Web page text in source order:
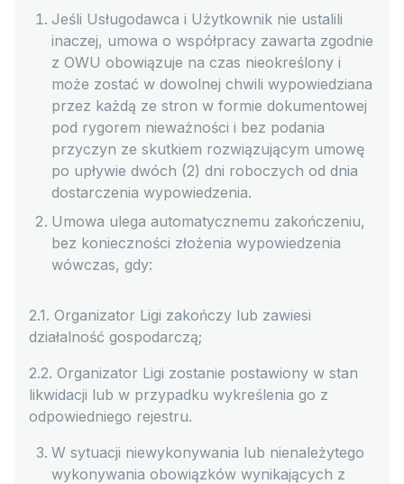
Jeśli Usługodawca i Użytkownik nie ustalili
inaczej, umowa o współpracy zawarta zgodnie
z OWU obowiązuje na czas nieokreślony i
może zostać w dowolnej chwili wypowiedziana
przez każdą ze stron w formie dokumentowej
pod rygorem nieważności i bez podania
przyczyn ze skutkiem rozwiązującym umowę
po upływie dwóch (2) dni roboczych od dnia
dostarczenia wypowiedzenia.
Umowa ulega automatycznemu zakończeniu,
bez konieczności złożenia wypowiedzenia
wówczas, gdy:
2.1. Organizator Ligi zakończy lub zawiesi
działalność gospodarczą;
2.2. Organizator Ligi zostanie postawiony w stan
likwidacji lub w przypadku wykreślenia go z
odpowiedniego rejestru.
W sytuacji niewykonywania lub nienależytego
wykonywania obowiązków wynikających z